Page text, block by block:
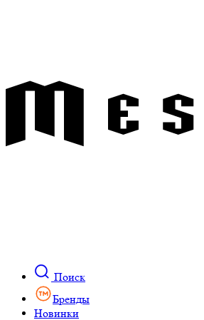
Поиск
Бренды
Новинки